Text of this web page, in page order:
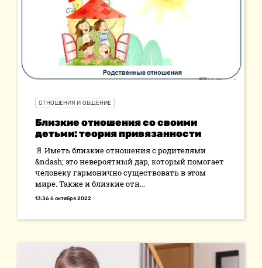
ОТНОШЕНИЯ И ОБЩЕНИЕ
Близкие отношения со своими
детьми: теория привязанности
📄 Иметь близкие отношения с родителями
&ndash; это невероятный дар, который помогает
человеку гармонично существовать в этом
мире. Также и близкие отн...
13:36 6 октября 2022